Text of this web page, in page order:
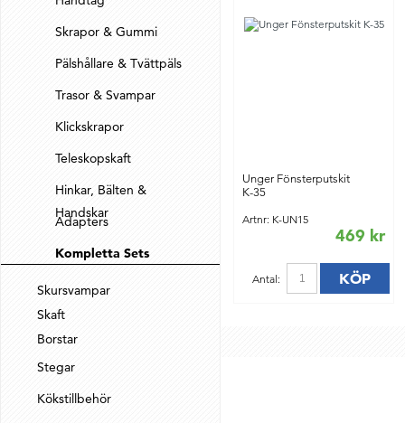
Skrapor & Gummi
Pälshållare & Tvättpäls
Trasor & Svampar
Klickskrapor
Teleskopskaft
Hinkar, Bälten &
Handskar
Adapters
Kompletta Sets
Skursvampar
Skaft
Borstar
Stegar
Kökstillbehör
Unger Fönsterputskit
K-35
Artnr: K-UN15
469 kr
Antal: KÖP